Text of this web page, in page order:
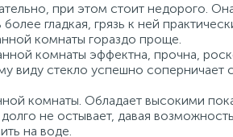
при этом стоит недорого.
гладкая, грязь к ней
комнаты гораздо проще.
комнаты эффектна, прочна,
виду стекло успешно
комнаты. Обладает высокими
не остывает, давая
на воде.